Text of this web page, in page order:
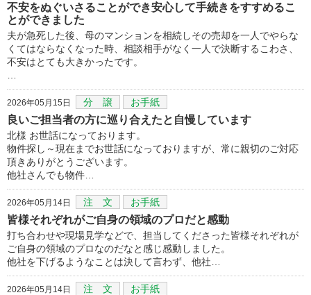
不安をぬぐいさることができ安心して手続きをすすめるこ
とができました
夫が急死した後、母のマンションを相続しその売却を一人でやらな
くてはならなくなった時、相談相手がなく一人で決断するこわさ、
不安はとても大きかったです。
2026年05月15日 分 譲 お手紙
良いご担当者の方に巡り合えたと自慢しています
北様 お世話になっております。
物件探し～現在までお世話になっておりますが、常に親切のご対応
頂きありがとうございます。
他社さんでも物件…
2026年05月14日 注 文 お手紙
皆様それぞれがご自身の領域のプロだと感動
打ち合わせや現場見学などで、担当してくださった皆様それぞれが
ご自身の領域のプロなのだなと感じ感動しました。
他社を下げるようなことは決して言わず、他社…
2026年05月14日 注 文 お手紙